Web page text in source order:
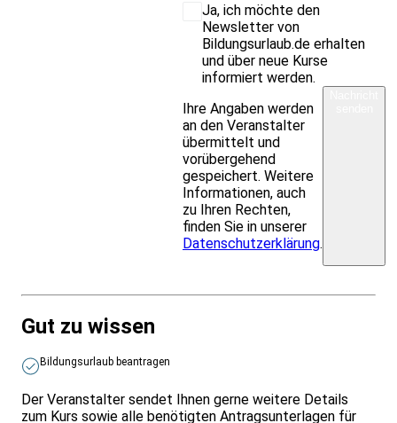
Ja, ich möchte den
Newsletter von
Bildungsurlaub.de erhalten
und über neue Kurse
informiert werden.
Ihre Angaben werden
an den Veranstalter
übermittelt und
vorübergehend
gespeichert. Weitere
Informationen, auch
zu Ihren Rechten,
finden Sie in unserer
Datenschutzerklärung.
Gut zu wissen
Bildungsurlaub beantragen
Der Veranstalter sendet Ihnen gerne weitere Details
zum Kurs sowie alle benötigten Antragsunterlagen für